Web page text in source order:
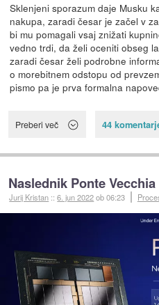
Sklenjeni sporazum daje Musku
nakupa, zaradi česar je začel v
bi mu pomagali vsaj znižati
vedno trdi, da želi oceniti obseg
zaradi česar želi podrobne
o morebitnem odstopu od
pismo pa je prva formalna
Preberi več 44
Naslednik Ponte
Jurij Kristan ::6. jun 2022ob 06:23